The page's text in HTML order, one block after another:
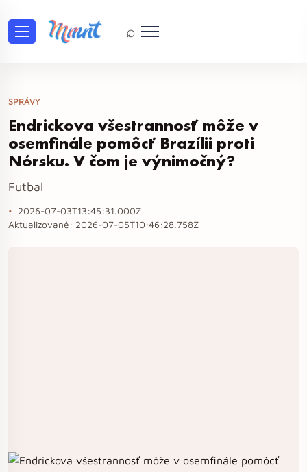
⌕
SPRÁVY
Endrickova všestrannosť môže v
osemfinále pomôcť Brazílii proti
Nórsku. V čom je výnimočný?
Futbal
2026-07-03T13:45:31.000Z
Aktualizované: 2026-07-05T10:46:28.758Z